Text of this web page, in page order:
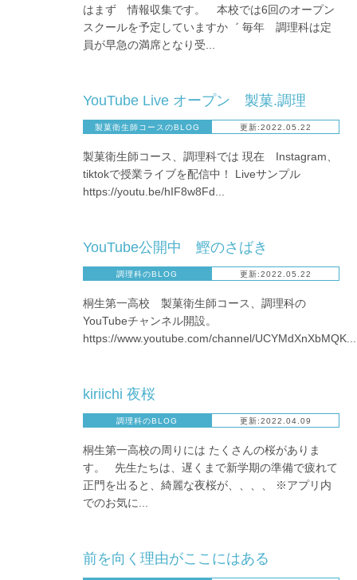
はまず 情報収集です。 本校では6回のオープン
スクールを予定していますか゛ 毎年 調理科は定
員が早急の満席となり受...
YouTube Live オープン 製菓.調理
製菓衛生師コースのBLOG 更新:2022.05.22
製菓衛生師コース、調理科では 現在 Instagram、
tiktokで授業ライブを配信中！ Liveサンプル
https://youtu.be/hIF8w8Fd...
YouTube公開中 鰹のさばき
調理科のBLOG 更新:2022.05.22
桐生第一高校 製菓衛生師コース、調理科の
YouTubeチャンネル開設。
https://www.youtube.com/channel/UCYMdXnXbMQK...
kiriichi 夜桜
調理科のBLOG 更新:2022.04.09
桐生第一高校の周りには たくさんの桜がありま
す。 先生たちは、遅くまで新学期の準備で疲れて
正門を出ると、綺麗な夜桜が、、、、 ※アプリ内
でのお気に...
前を向く理由がここにはある